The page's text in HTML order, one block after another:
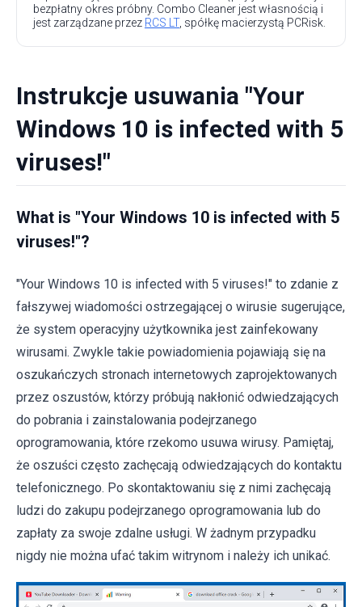
bezpłatny okres próbny. Combo Cleaner jest własnością i
jest zarządzane przez RCS LT, spółkę macierzystą PCRisk.
Instrukcje usuwania "Your
Windows 10 is infected with 5
viruses!"
What is "Your Windows 10 is infected with 5
viruses!"?
"Your Windows 10 is infected with 5 viruses!" to zdanie z
fałszywej wiadomości ostrzegającej o wirusie sugerujące,
że system operacyjny użytkownika jest zainfekowany
wirusami. Zwykle takie powiadomienia pojawiają się na
oszukańczych stronach internetowych zaprojektowanych
przez oszustów, którzy próbują nakłonić odwiedzających
do pobrania i zainstalowania podejrzanego
oprogramowania, które rzekomo usuwa wirusy. Pamiętaj,
że oszuści często zachęcają odwiedzających do kontaktu
telefonicznego. Po skontaktowaniu się z nimi zachęcają
ludzi do zakupu podejrzanego oprogramowania lub do
zapłaty za swoje zdalne usługi. W żadnym przypadku
nigdy nie można ufać takim witrynom i należy ich unikać.